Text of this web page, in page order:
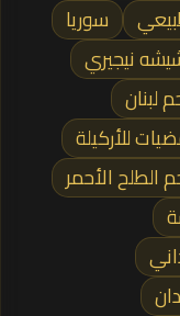
سوريا
نيجيري
لبنان
للأركيلة
الطلح الأحمر